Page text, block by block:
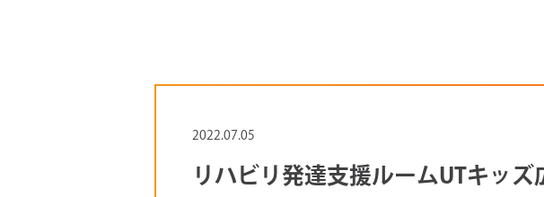
2022.07.05
リハビリ発達支援ルームUTキッ